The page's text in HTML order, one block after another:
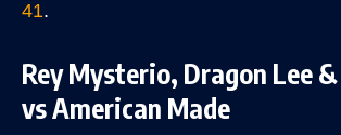
41.
Rey Mysterio, Dragon Lee
vs American Made